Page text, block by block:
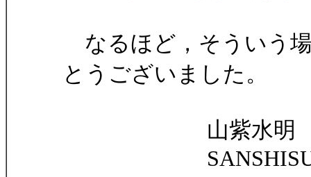
なるほど，そういう
とうございました。
山紫水明